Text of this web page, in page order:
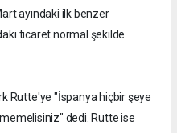
ayındaki ilk benzer
ticaret normal şekilde
Rutte'ye "İspanya hiçbir şeye
dedi. Rutte ise